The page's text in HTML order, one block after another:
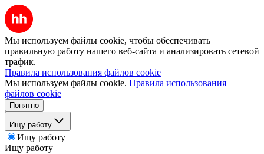
Мы используем файлы cookie, чтобы обеспечивать
правильную работу нашего веб-сайта и анализировать сетевой
трафик.
Правила использования файлов cookie
Мы используем файлы cookie. Правила использования
файлов cookie
Понятно
Ищу работу
Ищу работу
Ищу работу